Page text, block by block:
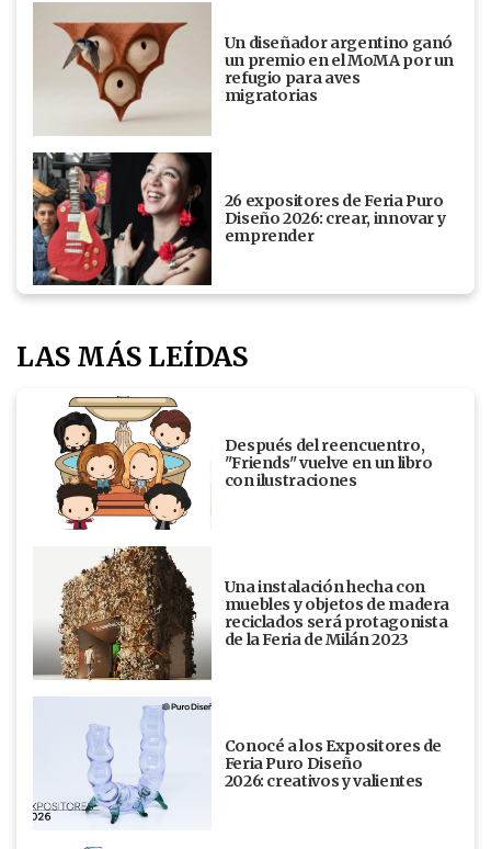
Un diseñador argentino ganó
un premio en el MoMA por un
refugio para aves
migratorias
26 expositores de Feria Puro
Diseño 2026: crear, innovar y
emprender
LAS MÁS LEÍDAS
Después del reencuentro,
"Friends" vuelve en un libro
con ilustraciones
Una instalación hecha con
muebles y objetos de madera
reciclados será protagonista
de la Feria de Milán 2023
Conocé a los Expositores de
Feria Puro Diseño
2026: creativos y valientes